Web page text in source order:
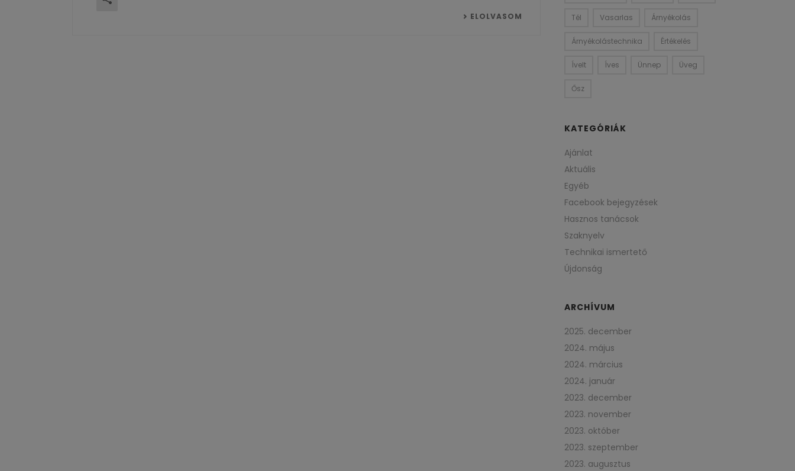
ELOLVASOM Tél Vasarlas Árnyékolás
Árnyékolástechnika Értékelés
Ívelt Íves Ünnep Üveg
Ősz
KATEGÓRIÁK
Ajánlat
Aktuális
Egyéb
Facebook bejegyzések
Hasznos tanácsok
Szaknyelv
Technikai ismertető
Újdonság
ARCHÍVUM
2025. december
2024. május
2024. március
2024. január
2023. december
2023. november
2023. október
2023. szeptember
2023. augusztus